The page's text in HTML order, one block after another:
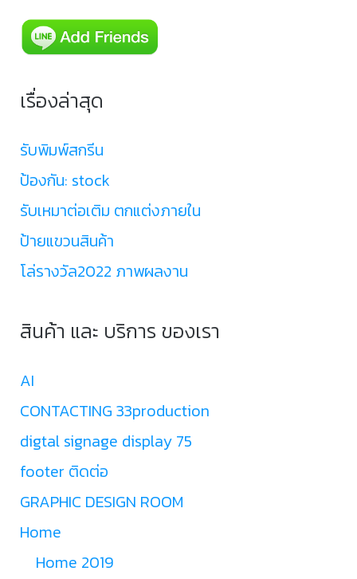
เรื่องล่าสุด
รับพิมพ์สกรีน
ป้องกัน: stock
รับเหมาต่อเติม ตกแต่งภายใน
ป้ายแขวนสินค้า
โล่รางวัล2022 ภาพผลงาน
สินค้า และ บริการ ของเรา
AI
CONTACTING 33production
digtal signage display 75
footer ติดต่อ
GRAPHIC DESIGN ROOM
Home
Home 2019